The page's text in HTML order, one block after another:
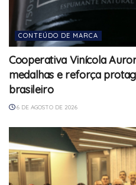
CONTEÚDO DE MARCA
Cooperativa Vinícola
medalhas e reforça
brasileiro
6 DE AGOSTO DE 2026